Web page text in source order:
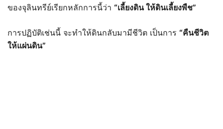
ของจุลินทรีย์เรียกหลักการนี้ว่า “เลี้ยงดิน ให้ดินเลี้ยงพืช”
การปฏิบัติเช่นนี้ จะทำให้ดินกลับมามีชีวิต เป็นการ “คืนชีวิต
ให้แผ่นดิน”